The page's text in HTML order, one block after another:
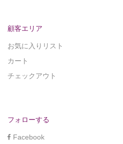
顧客エリア
お気に入りリスト
カート
チェックアウト
フォローする
Facebook